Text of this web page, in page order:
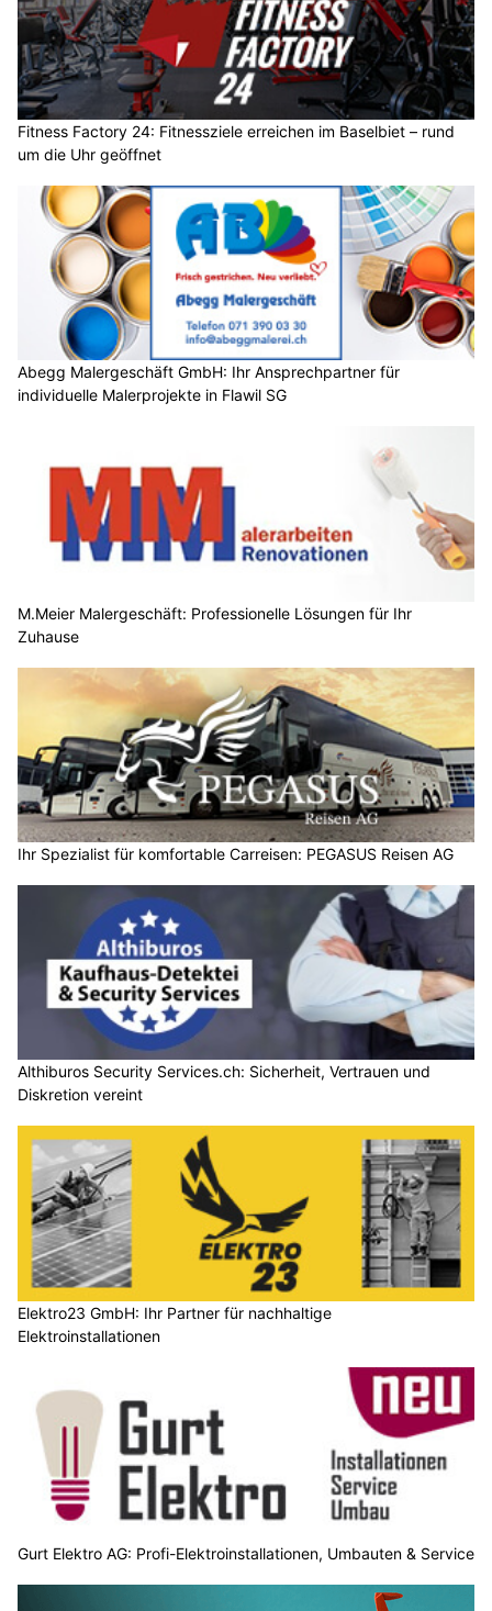
Fitness Factory 24: Fitnessziele erreichen im Baselbiet – rund
um die Uhr geöffnet
Abegg Malergeschäft GmbH: Ihr Ansprechpartner für
individuelle Malerprojekte in Flawil SG
M.Meier Malergeschäft: Professionelle Lösungen für Ihr
Zuhause
Ihr Spezialist für komfortable Carreisen: PEGASUS Reisen AG
Althiburos Security Services.ch: Sicherheit, Vertrauen und
Diskretion vereint
Elektro23 GmbH: Ihr Partner für nachhaltige
Elektroinstallationen
Gurt Elektro AG: Profi-Elektroinstallationen, Umbauten & Service